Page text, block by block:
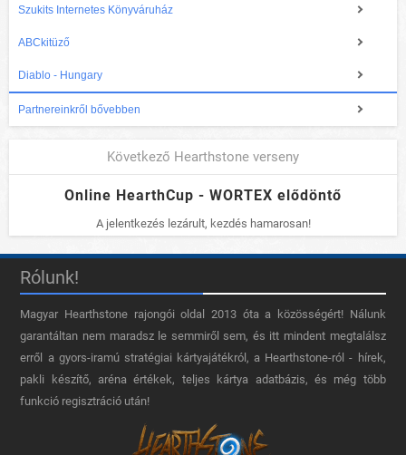
Szukits Internetes Könyváruház
ABCkitüző
Diablo - Hungary
Partnereinkről bővebben
Következő Hearthstone verseny
Online HearthCup - WORTEX elődöntő
A jelentkezés lezárult, kezdés hamarosan!
Rólunk!
Magyar Hearthstone​ rajongói oldal 2013 óta a közösségért! Nálunk
garantáltan nem maradsz le semmiről sem, és itt mindent megtalálsz
erről a gyors-iramú stratégiai kártyajátékról, a Hearthstone-ról - hírek,
pakli készítő, aréna értékek, teljes kártya adatbázis, és még több
funkció regisztráció után!